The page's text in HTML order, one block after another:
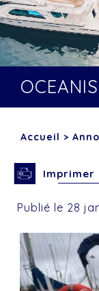
Accueil >
Publié le 28